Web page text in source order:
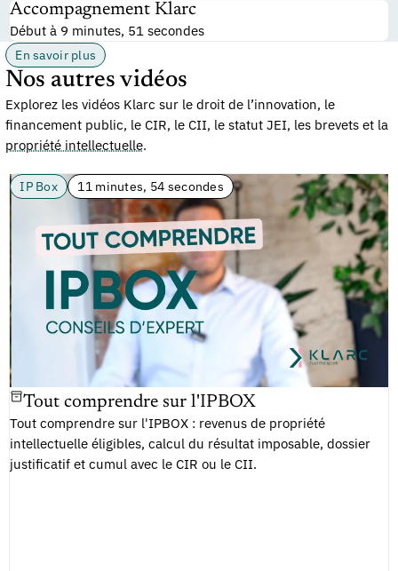
Accompagnement Klarc
Début à 9 minutes, 51 secondes
En savoir plus
Nos autres vidéos
Explorez les vidéos Klarc sur le droit de l’innovation, le
financement public, le CIR, le CII, le statut JEI, les brevets et la
propriété intellectuelle.
IP Box 11 minutes, 54 secondes
Tout comprendre sur l'IPBOX
Tout comprendre sur l'IPBOX : revenus de propriété
intellectuelle éligibles, calcul du résultat imposable, dossier
justificatif et cumul avec le CIR ou le CII.